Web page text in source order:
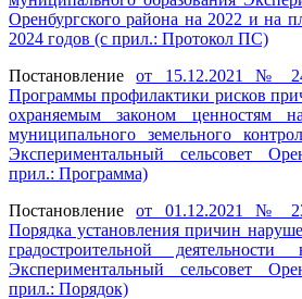
Оренбургского района на 2022 и на
2024 годов (с прил.: Протокол ПС)
Постановлениеот 15.12.2021 №
Программы профилактики рисков
охраняемым законом ценностям
муниципального земельного
Экспериментальный сельсовет
прил.: Программа)
Постановлениеот 01.12.2021 №
Порядка установления причин
градостроительной
Экспериментальный сельсовет
прил.: Порядок)